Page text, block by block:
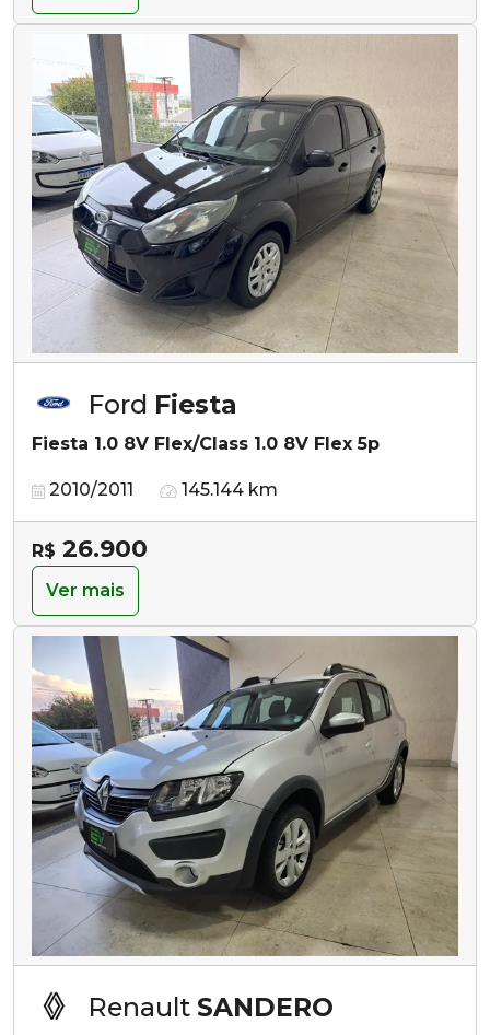
Ford Fiesta
Fiesta 1.0 8V Flex/Class 1.0 8V Flex 5p
2010/2011 145.144 km
R$ 26.900
Ver mais
Renault SANDERO